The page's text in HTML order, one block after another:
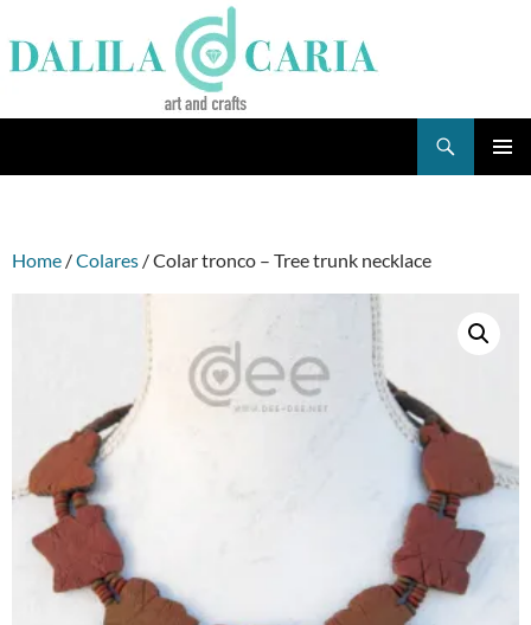
to
content
Home /Colares / Colar tronco – Tree trunk necklace